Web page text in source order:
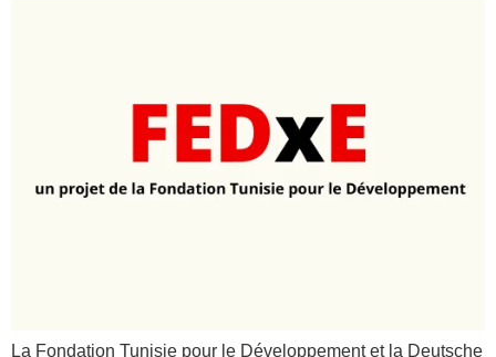
La Fondation Tunisie pour le Développement et la Deutsche